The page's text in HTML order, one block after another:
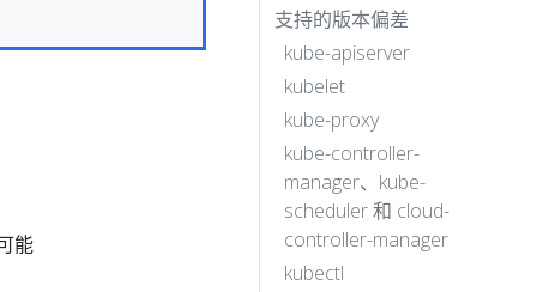
能
支持的版本偏差
kube-apiserver
kubelet
kube-proxy
kube-controller-
manager、kube-
scheduler 和 cloud-
controller-manager
kubectl